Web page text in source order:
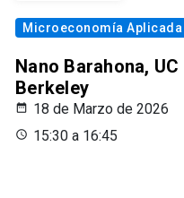
Microeconomía Aplicada
Nano Barahona, UC
Berkeley
18 de Marzo de 2026
15:30 a 16:45